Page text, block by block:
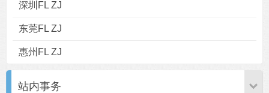
深圳FL ZJ
东莞FL ZJ
惠州FL ZJ
站内事务